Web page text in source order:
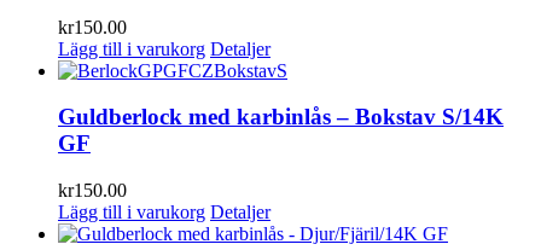
kr150.00
Lägg till i varukorg Detaljer
Guldberlock med karbinlås – Bokstav S/14K
GF
kr150.00
Lägg till i varukorg Detaljer